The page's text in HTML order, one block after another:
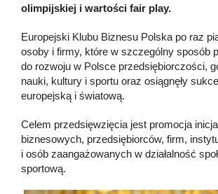
olimpijskiej i wartości fair play.
Europejski Klubu Biznesu Polska po raz
osoby i firmy, które w szczególny sposób
do rozwoju w Polsce przedsiębiorczości,
nauki, kultury i sportu oraz osiągnęły
europejską i światową.
Celem przedsięwzięcia jest promocja
biznesowych, przedsiębiorców, firm,
i osób zaangażowanych w działalność
sportową.